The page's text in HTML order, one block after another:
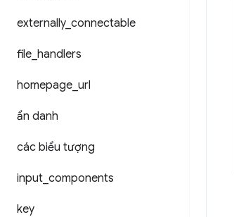
externally_ connectable
file handlers
homepage url
ẩn danh
các biểu tượng
input components
key